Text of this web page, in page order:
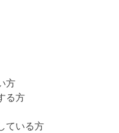
方
る方
ている方